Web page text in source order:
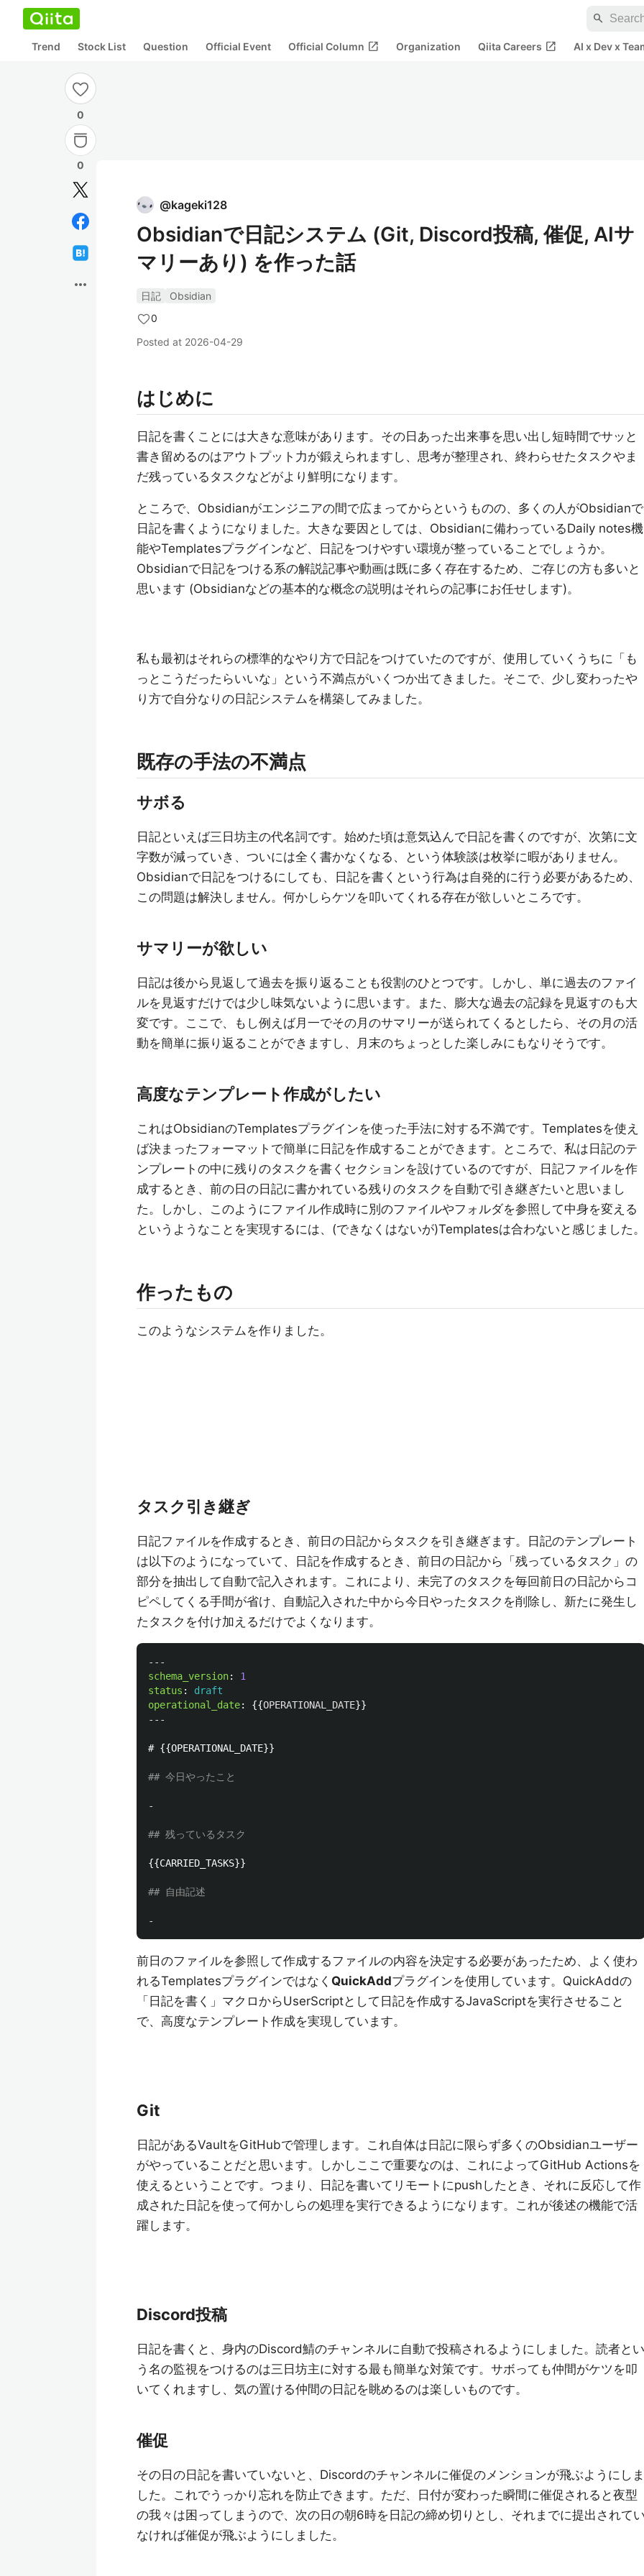
search
Trend Stock List Question Official Event Official Column open_in_new Organization Qiita Careers open_in_new AI x Dev x
0
0
more_horiz
@kageki128
Obsidianで日記システム (Git, Discord投稿, 催促, AIサ
マリーあり) を作った話
日記
Obsidian
0
Posted at 2026-04-29
はじめに
日記を書くことには大きな意味があります。その日あった出来事を思い出し短時間でサッと
書き留めるのはアウトプット力が鍛えられますし、思考が整理され、終わらせたタスクやま
だ残っているタスクなどがより鮮明になります。
ところで、Obsidianがエンジニアの間で広まってからというものの、多くの人がObsidianで
日記を書くようになりました。大きな要因としては、Obsidianに備わっているDaily notes機
能やTemplatesプラグインなど、日記をつけやすい環境が整っていることでしょうか。
Obsidianで日記をつける系の解説記事や動画は既に多く存在するため、ご存じの方も多いと
思います (Obsidianなどの基本的な概念の説明はそれらの記事にお任せします)。
私も最初はそれらの標準的なやり方で日記をつけていたのですが、使用していくうちに「も
っとこうだったらいいな」という不満点がいくつか出てきました。そこで、少し変わったや
り方で自分なりの日記システムを構築してみました。
既存の手法の不満点
サボる
日記といえば三日坊主の代名詞です。始めた頃は意気込んで日記を書くのですが、次第に文
字数が減っていき、ついには全く書かなくなる、という体験談は枚挙に暇がありません。
Obsidianで日記をつけるにしても、日記を書くという行為は自発的に行う必要があるため、
この問題は解決しません。何かしらケツを叩いてくれる存在が欲しいところです。
サマリーが欲しい
日記は後から見返して過去を振り返ることも役割のひとつです。しかし、単に過去のファイ
ルを見返すだけでは少し味気ないように思います。また、膨大な過去の記録を見返すのも大
変です。ここで、もし例えば月一でその月のサマリーが送られてくるとしたら、その月の活
動を簡単に振り返ることができますし、月末のちょっとした楽しみにもなりそうです。
高度なテンプレート作成がしたい
これはObsidianのTemplatesプラグインを使った手法に対する不満です。Templatesを使え
ば決まったフォーマットで簡単に日記を作成することができます。ところで、私は日記のテ
ンプレートの中に残りのタスクを書くセクションを設けているのですが、日記ファイルを作
成するとき、前の日の日記に書かれている残りのタスクを自動で引き継ぎたいと思いまし
た。しかし、このようにファイル作成時に別のファイルやフォルダを参照して中身を変える
というようなことを実現するには、(できなくはないが)Templatesは合わないと感じました
作ったもの
このようなシステムを作りました。
タスク引き継ぎ
日記ファイルを作成するとき、前日の日記からタスクを引き継ぎます。日記のテンプレート
は以下のようになっていて、日記を作成するとき、前日の日記から「残っているタスク」の
部分を抽出して自動で記入されます。これにより、未完了のタスクを毎回前日の日記からコ
ピペしてくる手間が省け、自動記入された中から今日やったタスクを削除し、新たに発生し
たタスクを付け加えるだけでよくなります。
---
schema_version:
1
status :
draft
operational_date: {{OPERATIONAL_DATE}}
---
# {{OPERATIONAL_DATE}}
## 今日やったこと
-
## 残っているタスク
{{CARRIED_TASKS}}
## 自由記述
-
前日のファイルを参照して作成するファイルの内容を決定する必要があったため、よく使わ
れるTemplatesプラグインではなく QuickAddプラグインを使用しています。QuickAddの
「日記を書く」マクロからUserScriptとして日記を作成するJavaScriptを実行させること
で、高度なテンプレート作成を実現しています。
Git
日記があるVaultをGitHubで管理します。これ自体は日記に限らず多くのObsidianユーザー
がやっていることだと思います。しかしここで重要なのは、これによってGitHub Actionsを
使えるということです。つまり、日記を書いてリモートにpushしたとき、それに反応して作
成された日記を使って何かしらの処理を実行できるようになります。これが後述の機能で活
躍します。
Discord投稿
日記を書くと、身内のDiscord鯖のチャンネルに自動で投稿されるようにしました。読者とい
う名の監視をつけるのは三日坊主に対する最も簡単な対策です。サボっても仲間がケツを叩
いてくれますし、気の置ける仲間の日記を眺めるのは楽しいものです。
催促
その日の日記を書いていないと、Discordのチャンネルに催促のメンションが飛ぶようにしま
した。これでうっかり忘れを防止できます。ただ、日付が変わった瞬間に催促されると夜型
の我々は困ってしまうので、次の日の朝6時を日記の締め切りとし、それまでに提出されて
なければ催促が飛ぶようにしました。